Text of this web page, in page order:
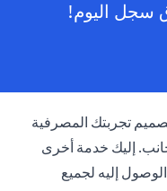
سجل اليوم!
opens in a
تجربتك المصرفية
إليك خدمة أخرى
إليه لجميع